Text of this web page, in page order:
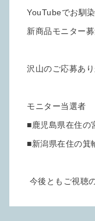
YouTubeでお馴
新商品モニター
沢山のご応募あ
モニター当選者
■鹿児島県在住の
■新潟県在住の箕
今後ともご視聴